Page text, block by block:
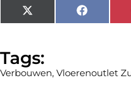
X
(Twitter)
Tags:
Verbouwen, Vloerenoutlet